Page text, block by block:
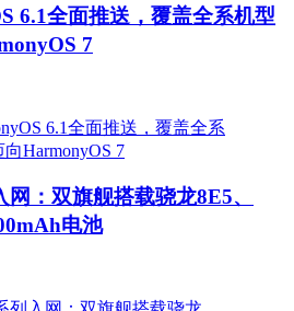
6.1全面推送，覆盖全系机型
7
：双旗舰搭载骁龙8E5、
电池